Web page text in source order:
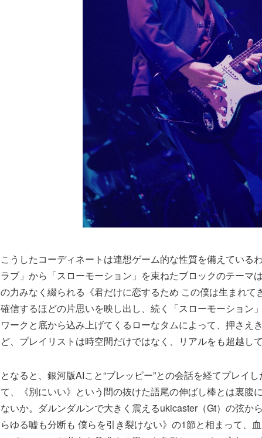
こうしたコーディネートは連想ゲーム的な性質を備えている
ラブ」から「スローモーション」を束ねたブロックのテーマ
の力みなく綴られる《君だけに恋するため この僕は生まれて
確信するほどの片思いを映し出し、続く「スローモーション
ワークと底から込み上げてくるローなタムによって、押さえ
ど、プレイリストは時空間だけではなく、リアルをも超越し
となると、銀河版AIこと“ブレッピー”との会話を経てプレイ
て、《別にいい》という間の抜けた語尾の伸ばし棒とは裏腹
ないか。ダルンダルンで大きく震えるukicaster（Gt）の弦か
らゆる嘘も分断も 僕らを引き裂けない》の1節と相まって、